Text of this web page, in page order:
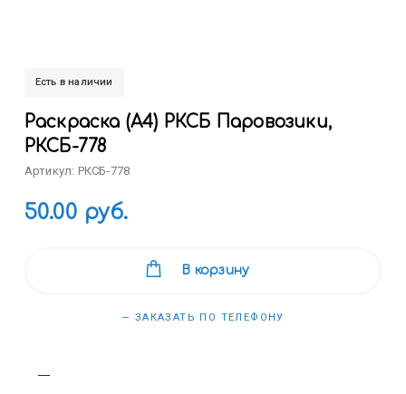
Есть в наличии
Раскраска (А4) РКСБ Паровозики,
РКСБ-778
Артикул: РКСБ-778
50.00 руб.
В корзину
— ЗАКАЗАТЬ ПО ТЕЛЕФОНУ